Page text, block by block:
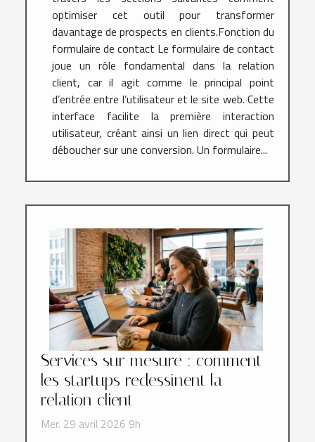
optimiser cet outil pour transformer
davantage de prospects en clients.Fonction du
formulaire de contact Le formulaire de contact
joue un rôle fondamental dans la relation
client, car il agit comme le principal point
d’entrée entre l’utilisateur et le site web. Cette
interface facilite la première interaction
utilisateur, créant ainsi un lien direct qui peut
déboucher sur une conversion. Un formulaire...
Services sur mesure : comment
les startups redessinent la
relation client
Mer. 29 avril 2026 9h